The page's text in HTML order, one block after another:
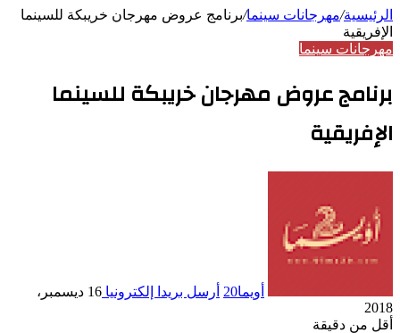
الرئيسية/مهرجانات سينما/برنامج عروض مهرجان خريبكة للسينما
الإفريقية
مهرجانات سينما
برنامج عروض مهرجان خريبكة للسينما
الإفريقية
أويما20 أرسل بريدا إلكترونيا
16 ديسمبر،
2018
أقل من دقيقة